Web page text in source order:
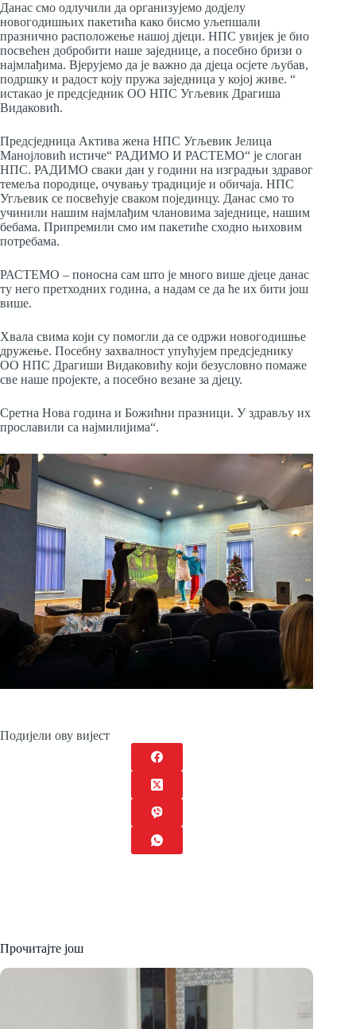
Данас смо одлучили да организујемо додјелу
новогодишњих пакетића како бисмо уљепшали
празнично расположење нашој дјеци. НПС увијек је био
посвећен добробити наше заједнице, а посебно бризи о
најмлађима. Вјерујемо да је важно да дјеца осјете љубав,
подршку и радост коју пружа заједница у којој живе. “
истакао је предсједник ОО НПС Угљевик Драгиша
Видаковић.
Предсједница Актива жена НПС Угљевик Јелица
Манојловић истиче“ РАДИМО И РАСТЕМО“ је слоган
НПС. РАДИМО сваки дан у години на изградњи здравог
темеља породице, очувању традиције и обичаја. НПС
Угљевик се посвећује сваком појединцу. Данас смо то
учинили нашим најмлађим члановима заједнице, нашим
бебама. Припремили смо им пакетиће сходно њиховим
потребама.
РАСТЕМО – поносна сам што је много више дјеце данас
ту него претходних година, а надам се да ће их бити још
више.
Хвала свима који су помогли да се одржи новогодишње
дружење. Посебну захвалност упућујем предсједнику
ОО НПС Драгиши Видаковићу који безусловно помаже
све наше пројекте, а посебно везане за дјецу.
Сретна Нова година и Божићни празници. У здрављу их
прославили са најмилијима“.
Подијели ову вијест
Прочитајте још